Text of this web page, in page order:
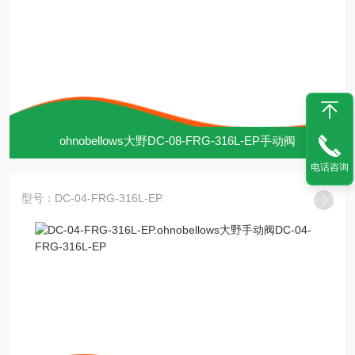
ohnobellows大野DC-08-FRG-316L-EP手动阀
型号：DC-04-FRG-316L-EP.
电话咨询